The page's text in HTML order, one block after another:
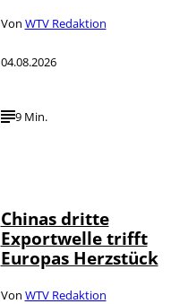
Von WTV Redaktion
04.08.2026
9 Min.
Chinas dritte
Exportwelle trifft
Europas Herzstück
Von WTV Redaktion